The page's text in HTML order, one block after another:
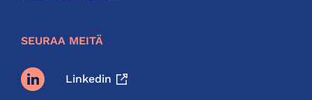
SEURAA MEITÄ
Linkedin